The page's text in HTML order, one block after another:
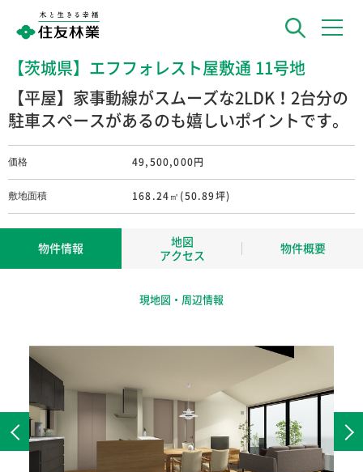
【茨城県】エフフォレスト屋敷通 11号地
【平屋】家事動線がスムーズな2LDK！2台分の
駐車スペースがあるのも嬉しいポイントです。
価格 49,500,000円
敷地面積 168.24㎡(50.89坪)
物件情報
地図
アクセス
物件概要
現地図・周辺情報
茨城県取手市青柳字屋敷通28番2
JR常磐線「取手」駅 約2,560m(徒
168.24㎡(50.89坪)
建物面積 71,21㎡(21.54坪)
49,500,000円